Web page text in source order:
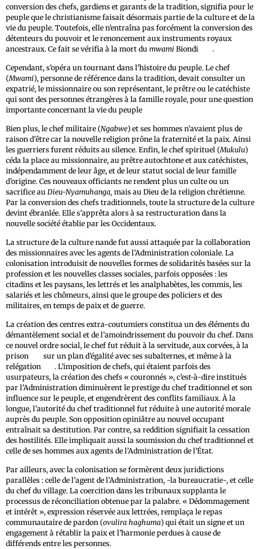
conversion des chefs, gardiens et garants de la tradition, signifia pour le
peuple que le christianisme faisait désormais partie de la culture et de la
vie du peuple. Toutefois, elle n’entraîna pas forcément la conversion des
détenteurs du pouvoir et le renoncement aux instruments royaux
ancestraux. Ce fait se vérifia à la mort du mwami Biondi .
Cependant, s’opéra un tournant dans l’histoire du peuple. Le chef
(Mwami), personne de référence dans la tradition, devait consulter un
expatrié, le missionnaire ou son représentant, le prêtre ou le catéchiste
qui sont des personnes étrangères à la famille royale, pour une question
importante concernant la vie du peuple
Bien plus, le chef militaire (Ngabwe) et ses hommes n’avaient plus de
raison d’être car la nouvelle religion prône la fraternité et la paix. Ainsi
les guerriers furent réduits au silence. Enfin, le chef spirituel (Mukulu)
céda la place au missionnaire, au prêtre autochtone et aux catéchistes,
indépendamment de leur âge, et de leur statut social de leur famille
d’origine. Ces nouveaux officiants ne rendent plus un culte ou un
sacrifice au Dieu-Nyamuhanga, mais au Dieu de la religion chrétienne.
Par la conversion des chefs traditionnels, toute la structure de la culture
devint ébranlée. Elle s’apprêta alors à sa restructuration dans la
nouvelle société établie par les Occidentaux.
La structure de la culture nande fut aussi attaquée par la collaboration
des missionnaires avec les agents de l’Administration coloniale. La
colonisation introduisit de nouvelles formes de solidarités basées sur la
profession et les nouvelles classes sociales, parfois opposées : les
citadins et les paysans, les lettrés et les analphabètes, les commis, les
salariés et les chômeurs, ainsi que le groupe des policiers et des
militaires, en temps de paix et de guerre.
La création des centres extra-coutumiers constitua un des éléments du
démantèlement social et de l’amoindrissement du pouvoir du chef. Dans
ce nouvel ordre social, le chef fut réduit à la servitude, aux corvées, à la
prison
sur un plan d’égalité avec ses subalternes, et même à la
relégation
. L’imposition de chefs, qui étaient parfois des
usurpateurs, la création des chefs « couronnés », c’est-à-dire institués
par l’Administration diminuèrent le prestige du chef traditionnel et son
influence sur le peuple, et engendrèrent des conflits familiaux. À la
longue, l’autorité du chef traditionnel fut réduite à une autorité morale
auprès du peuple. Son opposition opiniâtre au nouvel occupant
entraînait sa destitution. Par contre, sa reddition signifiait la cessation
des hostilités. Elle impliquait aussi la soumission du chef traditionnel et
celle de ses hommes aux agents de l’Administration de l’État.
Par ailleurs, avec la colonisation se formèrent deux juridictions
parallèles : celle de l’agent de l’Administration, -la bureaucratie-, et celle
du chef du village. La coercition dans les tribunaux supplanta le
processus de réconciliation obtenue par la palabre. « Dédommagement
et intérêt », expression réservée aux lettrées, remplaça le repas
communautaire de pardon (ovulira haghuma) qui était un signe et un
engagement à rétablir la paix et l’harmonie perdues à cause de
différends entre les personnes.